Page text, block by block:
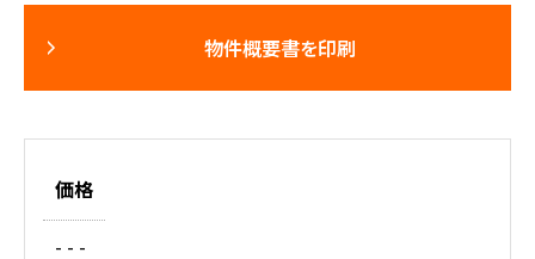
物件概要書を印刷
価格
- - -